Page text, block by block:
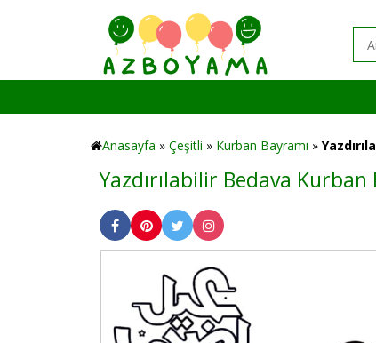
Anasayfa » Çeşitli » Kurban Bayramı »
Yazdırılabilir Bedava Kurban